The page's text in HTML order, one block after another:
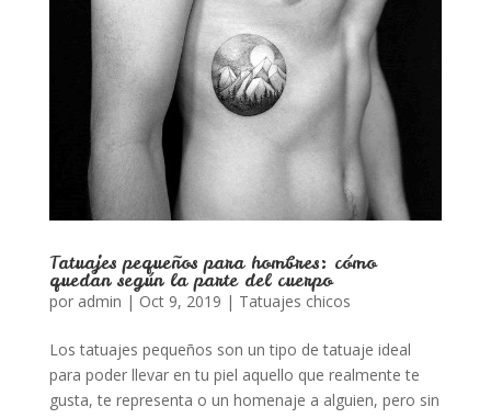
Tatuajes pequeños para hombres: cómo
quedan según la parte del cuerpo
por admin | Oct 9, 2019 | Tatuajes chicos
Los tatuajes pequeños son un tipo de tatuaje ideal
para poder llevar en tu piel aquello que realmente te
gusta, te representa o un homenaje a alguien, pero sin